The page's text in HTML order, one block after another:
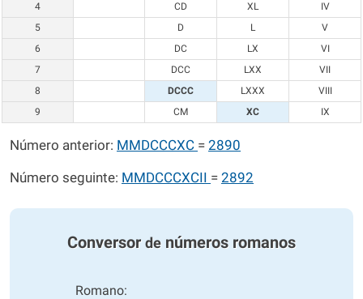
4
CD XL
IV
5
D L
V
6
DC LX
VI
7
DCC LXX
VII
8
DCCC LXXX
VIII
9
CM XC IX
Número anterior: MMDCCCXC = 2890
Número seguinte: MMDCCCXCII = 2892
Conversor de números romanos
Romano: